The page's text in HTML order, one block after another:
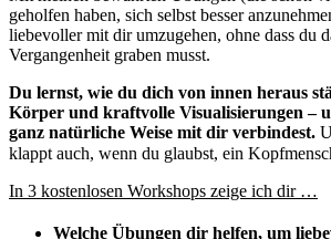
geholfen haben, sich selbst besser
liebevoller mit dir umzugehen, ohne dass du
Vergangenheit graben musst.
Du lernst, wie du dich von innen heraus
Körper und kraftvolle Visualisierungen –
ganz natürliche Weise mit dir verbindest.
klappt auch, wenn du glaubst, ein
In 3 kostenlosen Workshops zeige ich dir …
Welche Übungen dir helfen, um